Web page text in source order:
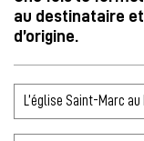
au destinataire
d’origine.